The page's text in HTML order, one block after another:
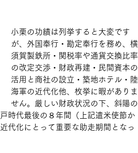
小栗の功績は列挙すると大変です
が、外国奉行・勘定奉行を務め、横
須賀製鉄所・関税率や通貨交換比率
の改定交渉・財政再建・民間資本の
活用と商社の設立・築地ホテル・陸
海軍の近代化他、枚挙に暇がありま
せん。厳しい財政状況の下、斜陽の
時代最後の８年間（上記遣米使節か
代化にとって重要な助走期間となっ